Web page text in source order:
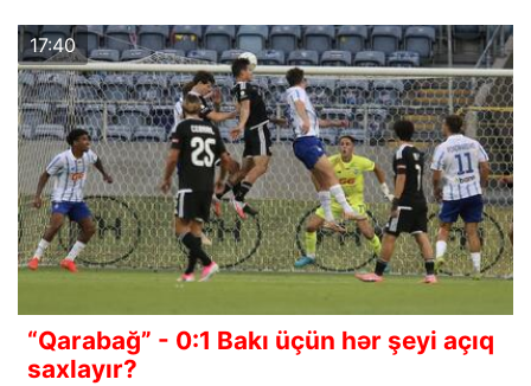
17:40
“Qarabağ” - 0:1 Bakı üçün hər şeyi açıq
saxlayır?